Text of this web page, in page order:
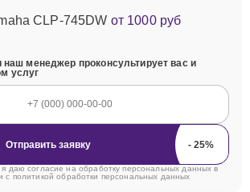
CLP-745DW от 1000 руб
наш менеджер проконсультирует вас и
услуг
Отправить заявку
даю согласие на обработку персональных данных в
с политикой обработки персональных данных